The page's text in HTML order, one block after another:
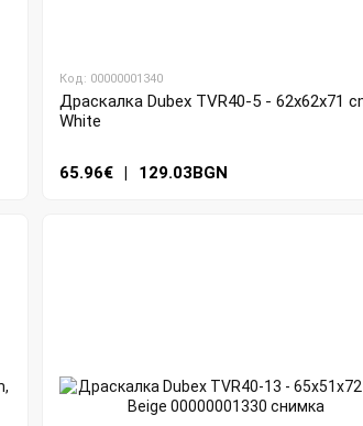
Код: 00000001340
Драскалка Dubex TVR40-5 - 62x62x71
White
65.96€ | 129.03BGN